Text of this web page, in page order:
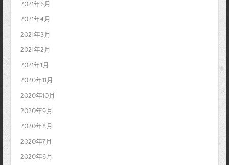
2021年6月
2021年4月
2021年3月
2021年2月
2021年1月
2020年11月
2020年10月
2020年9月
2020年8月
2020年7月
2020年6月